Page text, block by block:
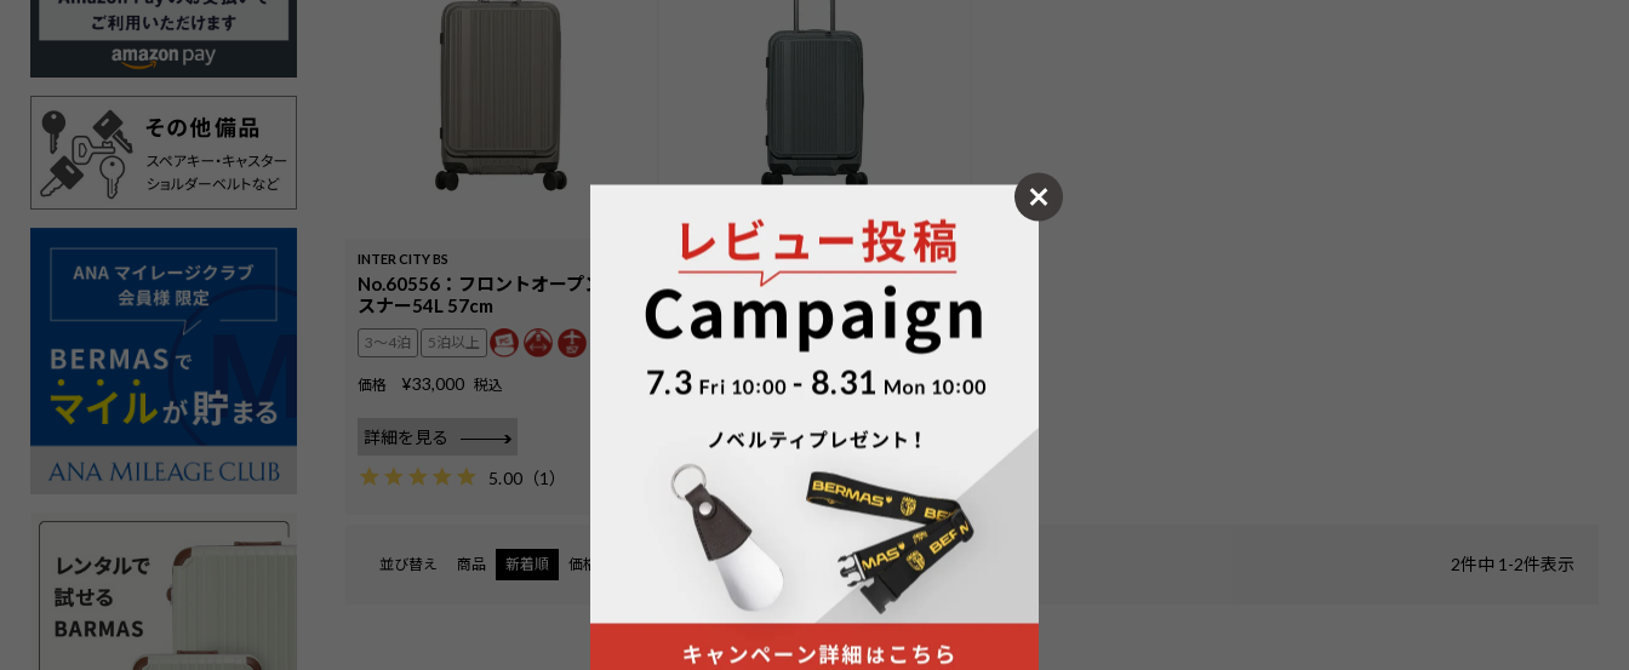
INTER CITY BS
No.60556：フロントオープンファ
スナー54L 57cm
3〜4泊 5泊以上
価格 ¥33,000 税込
詳細を見る
5.00 （1）
INTER CITY BS
No.60555：フロントオープンファ
スナー37L 50cm
1〜2泊 3〜4泊
価格 ¥ 28,600 税込
詳細を見る
5.00（1）
並び替え 商品 新着順 価格が安い順 価格が高い順 2件中 1 -2件表示